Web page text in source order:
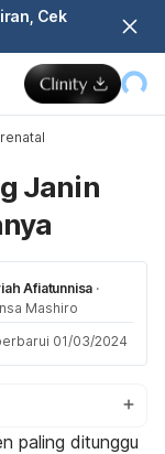
Cek
Janin
Afiatunnisa ·
Mashiro
01/03/2024
paling ditunggu